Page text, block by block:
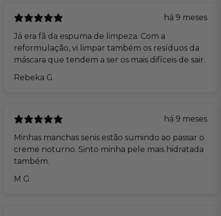
há 9 meses
Já era fã da espuma de limpeza. Com a
reformulação, vi limpar também os resíduos da
máscara que tendem a ser os mais difíceis de sair.
Rebeka G.
há 9 meses
Minhas manchas senis estão sumindo ao passar o
creme noturno. Sinto minha pele mais hidratada
também.
M G.